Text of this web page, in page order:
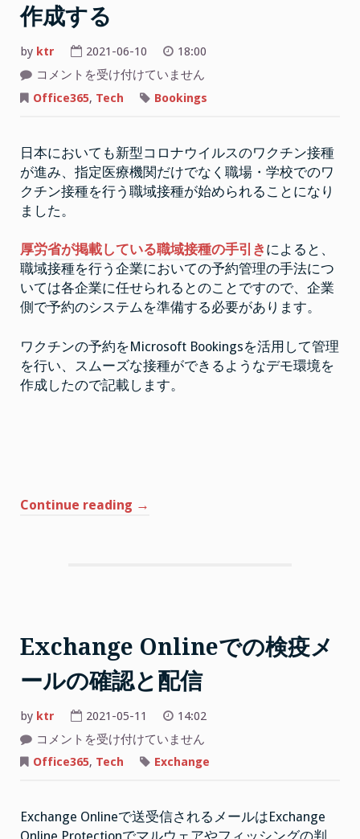
Office365
ラ
イ
ス
を
付
る”
作成する
by ktr 2021-06-10
18:00
Microsoft
Bookings
を
ワ
ク
チ
ン
接
種
予
サ
イ
ト
を
作
成
す
コメントを受け付けていません
Office365, Tech Bookings
日本においても新型コロナウイルスのワクチン接種
が進み、指定医療機関だけでなく職場・学校でのワ
クチン接種を行う職域接種が始められることになり
ました。
厚労省が掲載している職域接種の手引き によると、
職域接種を行う企業においての予約管理の手法につ
いては各企業に任せられるとのことですので、企業
側で予約のシステムを準備する必要があります。
ワクチンの予約をMicrosoft Bookingsを活用して管理
を行い、スムーズな接種ができるようなデモ環境を
作成したので記載します。
Continue reading “Microsoft
ワ
ク
チ
ン
接
種
予
イ
ト
→
Exchange Onlineでの検疫メ
ールの確認と配信
by ktr 2021-05-11
14:02
Exchange
で
ー
ル
コメントを受け付けていません
Office365, Tech Exchange
Exchange Onlineで送受信されるメールはExchange